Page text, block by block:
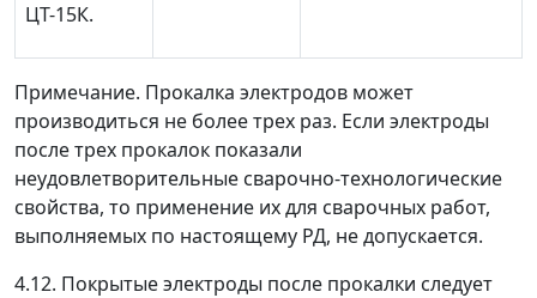
ЦТ-15К.
Примечание. Прокалка электродов может
производиться не более трех раз. Если электроды
после трех прокалок показали
неудовлетворительные сварочно-технологические
свойства, то применение их для сварочных работ,
выполняемых по настоящему РД, не допускается.
4.12. Покрытые электроды после прокалки следует